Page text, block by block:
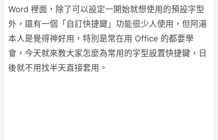
Word 裡面，除了可以設定一開始就想使用的預設字型
外，還有一個「自訂快捷鍵」功能很少人使用，但阿湯
本人是覺得神好用，特別是常在用 Office 的都要學
會，今天就來教大家怎麼為常用的字型設置快捷鍵，日
後就不用找半天直接套用。